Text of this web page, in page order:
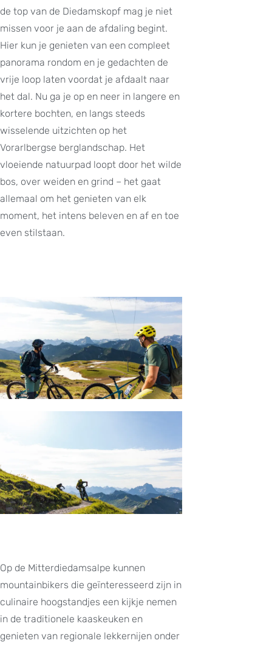
de top van de Diedamskopf mag je niet
missen voor je aan de afdaling begint.
Hier kun je genieten van een compleet
panorama rondom en je gedachten de
vrije loop laten voordat je afdaalt naar
het dal. Nu ga je op en neer in langere en
kortere bochten, en langs steeds
wisselende uitzichten op het
Vorarlbergse berglandschap. Het
vloeiende natuurpad loopt door het wilde
bos, over weiden en grind – het gaat
allemaal om het genieten van elk
moment, het intens beleven en af en toe
even stilstaan.
Op de Mitterdiedamsalpe kunnen
mountainbikers die geïnteresseerd zijn in
culinaire hoogstandjes een kijkje nemen
in de traditionele kaaskeuken en
genieten van regionale lekkernijen onder